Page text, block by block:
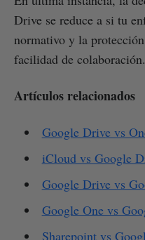
Drive se reduce a si tu
normativo y la
facilidad de colaboración.
Artículos relacionados
Google Drive vs
iCloud vs Google
Google Drive vs
Google One vs
Sharepoint vs